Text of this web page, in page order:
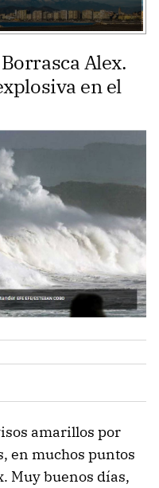
Alex.
en el
amarillos por
en muchos puntos
Muy buenos días,